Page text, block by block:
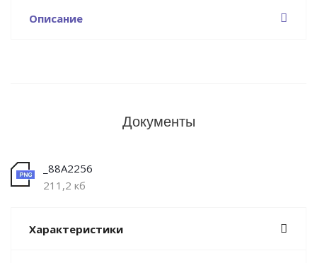
Описание
Документы
_88A2256
211,2 кб
Характеристики